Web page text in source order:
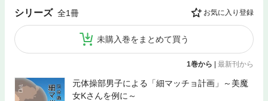
シリーズ 全1冊 お気に入り登録
未購入巻をまとめて買う
1巻から | 最新刊から
元体操部男子による「細マッチョ計画」～美魔
女Kさんを例に～